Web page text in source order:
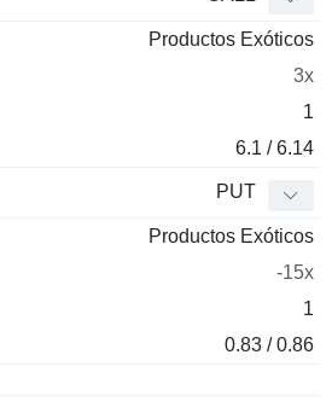
Productos Exóticos
3x
1
6.1 / 6.14
PUT
Productos Exóticos
-15x
1
0.83 / 0.86